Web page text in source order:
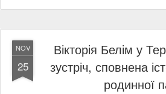
NOV
25
Вікторія Белім у
зустріч, сповнена
родинної